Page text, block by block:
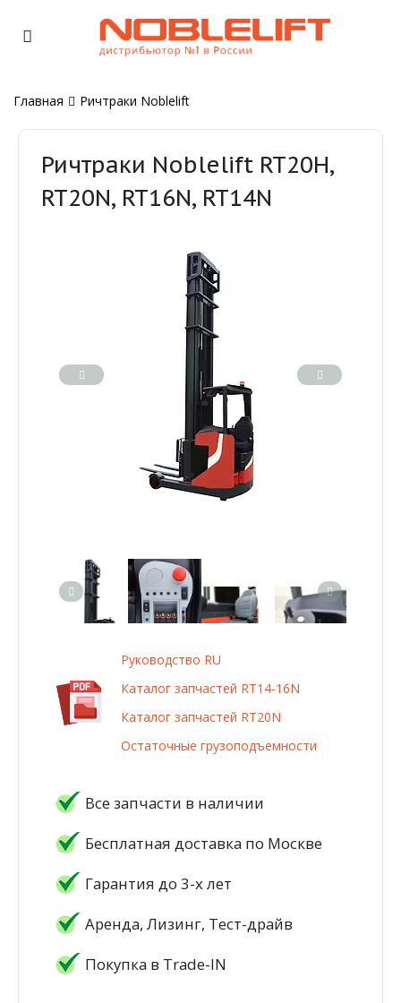
Главная Ричтраки Noblelift
Ричтраки Noblelift RT20H,
RT20N, RT16N, RT14N
Руководство RU
Каталог запчастей RT14-16N
Каталог запчастей RT20N
Остаточные грузоподъемности
Все запчасти в наличии
Бесплатная доставка по Москве
Гарантия до 3-х лет
Аренда, Лизинг, Тест-драйв
Покупка в Trade-IN